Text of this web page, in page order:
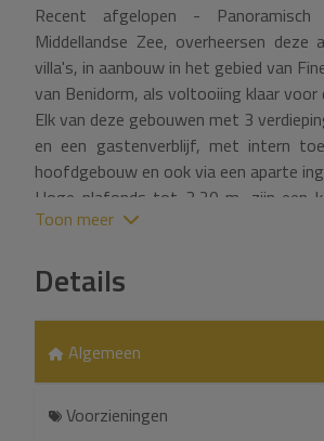
Recent afgelopen -
Middellandse Zee, overheersen deze
villa's, in aanbouw in het gebied van
van Benidorm, als voltooiing klaar voor
Elk van deze gebouwen met 3
en een gastenverblijf, met intern
hoofdgebouw en ook via een aparte
Hoge plafonds tot 3,20 m, zijn een
prachtige huizen.
met een constructie van 477m2,
Entree, hal, 53m2 open lounge-
keuken, die leidt naar het
zwembad, slaapkamer met
volledige badkamer met douche en
bovenverdieping en ook de kelder.
Toon meer
Details
Algemeen
Voorzieningen